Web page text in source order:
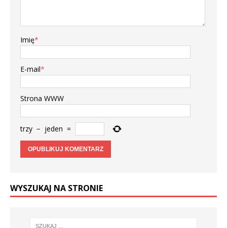
Imię*
E-mail*
Strona WWW
trzy − jeden =
WYSZUKAJ NA STRONIE